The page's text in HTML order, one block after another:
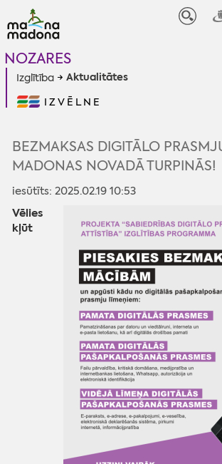
NOZARES
Izglītība Aktualitātes
IZVĒLNE
BEZMAKSAS DIGITĀLO
MADONAS NOVADĀ TURPINĀS!
iesūtīts: 2025.02.19 10:53
Vēlies
kļūt